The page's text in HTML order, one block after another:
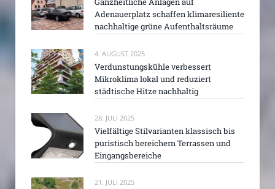
Adenauerplatz schaffen klimaresiliente
nachhaltige grüne Aufenthaltsräume
4. AUGUST 2025
Verdunstungskühle verbessert
Mikroklima lokal und reduziert
städtische Hitze nachhaltig
28. JULI 2025
Vielfältige Stilvarianten klassisch bis
puristisch bereichern Terrassen und
Eingangsbereiche
21. JULI 2025